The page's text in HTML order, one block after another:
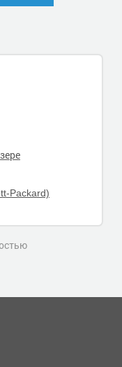
Packard)